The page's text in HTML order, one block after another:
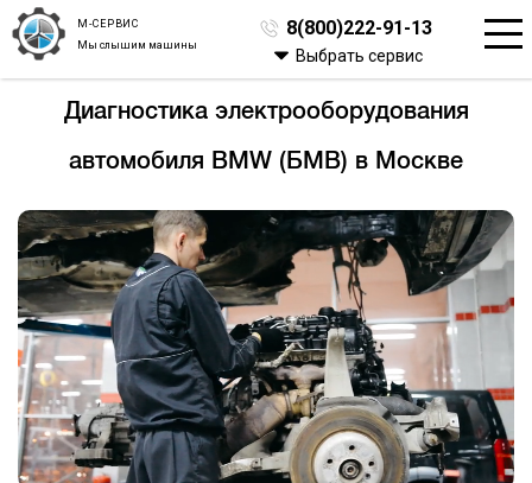
М-СЕРВИС
Мы слышим машины
8(800)222-91-13
Выбрать сервис
Диагностика электрооборудования
автомобиля BMW (БМВ) в Москве